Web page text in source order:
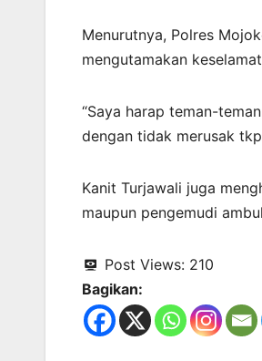
Menurutnya, Polres
mengutamakan
“Saya harap teman-
dengan tidak merusak
Kanit Turjawali juga
maupun pengemudi
Post Views: 210
Bagikan: